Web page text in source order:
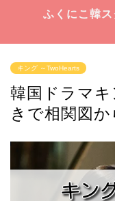
ふくにこ韓
キング ～TwoHearts
韓国ドラマ
きで相関図